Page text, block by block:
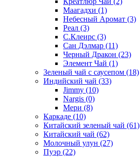
Маагадхи (1)
Небесный Аромат (3)
Реал (3)
С.Клеирс (3)
Сан Дэлмар (11)
Черный Дракон (23)
Элемент Чай (1)
Зеленый чай с саусепом (18)
Индийский чай (33)
Jimmy (10)
Nargis (0)
Мери (8)
Каркаде (10)
Китайский зеленый чай (61)
Китайский чай (62)
Молочный улун (27)
Пуэр (22)